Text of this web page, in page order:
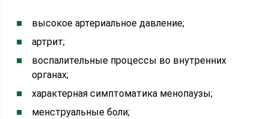
высокое артериальное давление;
артрит;
воспалительные процессы во внутренних
органах;
характерная симптоматика менопаузы;
менструальные боли;